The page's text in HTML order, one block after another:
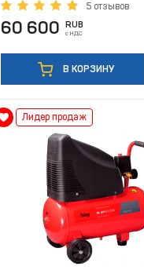
5 отзывов
60 600 RUB
с НДС
В КОРЗИНУ
Лидер продаж